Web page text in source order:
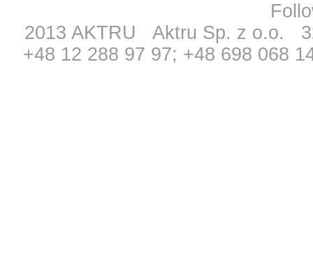
2013 AKTRU Aktru Sp. z o.o.
+48 12 288 97 97; +48 698 068